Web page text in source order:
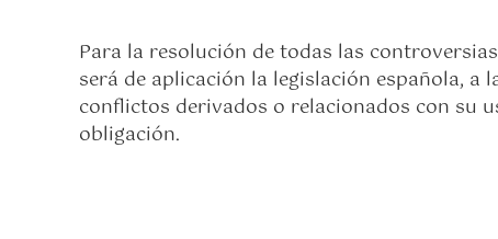
Para la resolución de todas las
será de aplicación la legislación española, a
conflictos derivados o relacionados con su
obligación.